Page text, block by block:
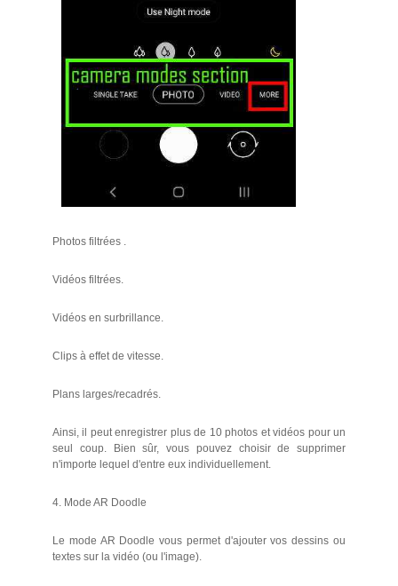
Photos filtrées .
Vidéos filtrées.
Vidéos en surbrillance.
Clips à effet de vitesse.
Plans larges/recadrés.
Ainsi, il peut enregistrer plus de 10 photos et vidéos pour un
seul coup. Bien sûr, vous pouvez choisir de supprimer
n'importe lequel d'entre eux individuellement.
4. Mode AR Doodle
Le mode AR Doodle vous permet d'ajouter vos dessins ou
textes sur la vidéo (ou l'image).